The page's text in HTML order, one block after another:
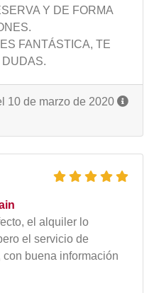
Y DE FORMA
FANTÁSTICA, TE
10 de marzo de 2020
el alquiler lo
el servicio de
buena información